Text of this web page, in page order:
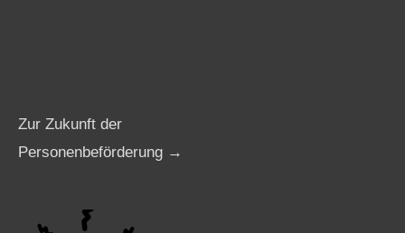
Zur Zukunft der
Personenbeförderung →